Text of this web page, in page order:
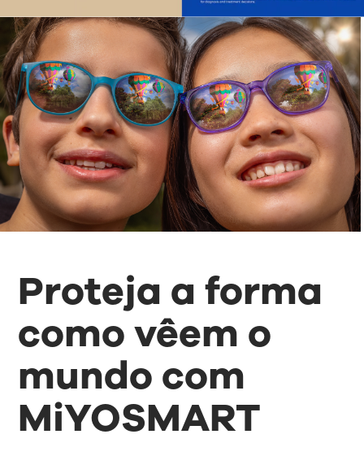
Proteja a forma
como vêem o
mundo com
MiYOSMART